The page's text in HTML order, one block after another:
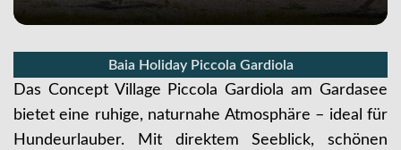
Baia Holiday Piccola Gardiola
Das Concept Village Piccola Gardiola am Gardasee
bietet eine ruhige, naturnahe Atmosphäre – ideal für
Hundeurlauber. Mit direktem Seeblick, schönen